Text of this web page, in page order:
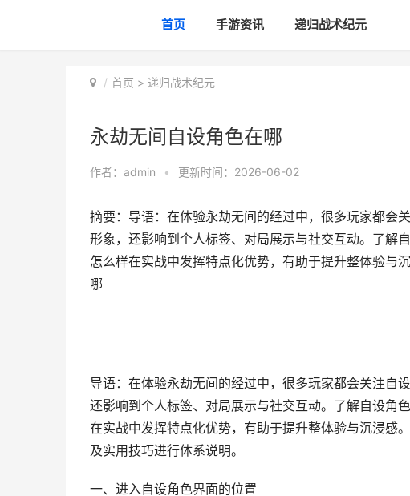
首页 手游资讯 递归战术纪元
首页 > 递归战术纪元
永劫无间自设角色在哪
作者： admin • 更新时间：2026-06-02
摘要：导语：在体验永劫无间的经过中，很多玩家都会
形象，还影响到个人标签、对局展示与社交互动。了解
怎么样在实战中发挥特点化优势，有助于提升整体验与
哪
导语：在体验永劫无间的经过中，很多玩家都会关注自
还影响到个人标签、对局展示与社交互动。了解自设角
在实战中发挥特点化优势，有助于提升整体验与沉浸感
及实用技巧进行体系说明。
一、进入自设角色界面的位置